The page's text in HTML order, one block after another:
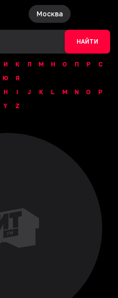
Москва
НАЙТИ
И К Л М Н О П Р
С
Ю
Я
H I J K L M N O
P
Y Z